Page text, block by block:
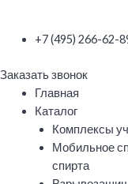
+7 (495) 266-62-
Заказать звонок
Меню
Главная
Каталог
Комплексы
Мобильное
спирта